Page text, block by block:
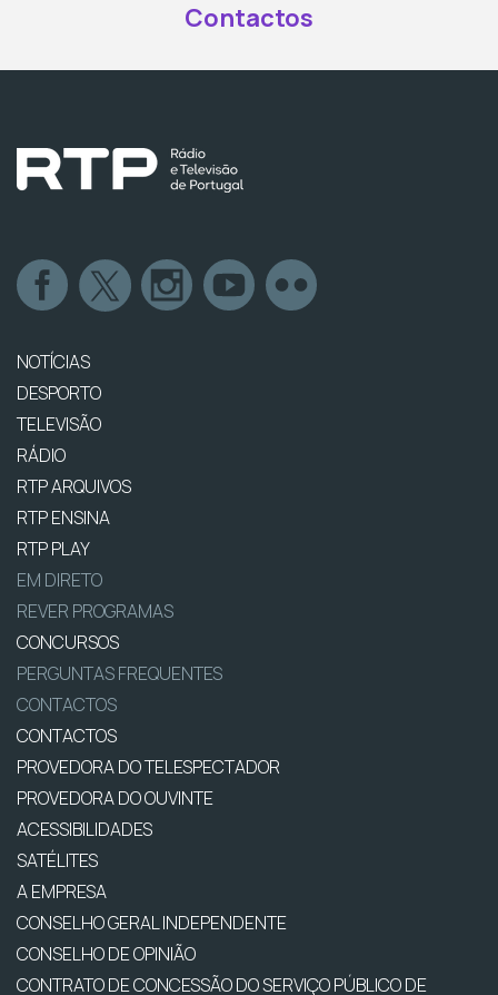
Contactos
NOTÍCIAS
DESPORTO
TELEVISÃO
RÁDIO
RTP ARQUIVOS
RTP ENSINA
RTP PLAY
EM DIRETO
REVER PROGRAMAS
CONCURSOS
PERGUNTAS FREQUENTES
CONTACTOS
CONTACTOS
PROVEDORA DO TELESPECTADOR
PROVEDORA DO OUVINTE
ACESSIBILIDADES
SATÉLITES
A EMPRESA
CONSELHO GERAL INDEPENDENTE
CONSELHO DE OPINIÃO
CONTRATO DE CONCESSÃO DO SERVIÇO PÚBLICO DE